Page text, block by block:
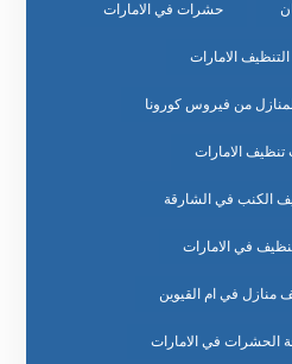
حشرات في الامارات
الامارات
من فيروس كورونا
الامارات
الكنب في الشارقة
في الامارات
منازل في ام القيوين
الحشرات في الامارات